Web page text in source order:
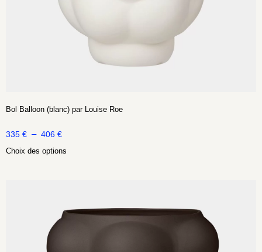
Bol Balloon (blanc) par Louise Roe
335 € – 406 €
Choix des options